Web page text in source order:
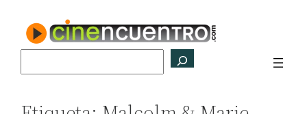
contenido